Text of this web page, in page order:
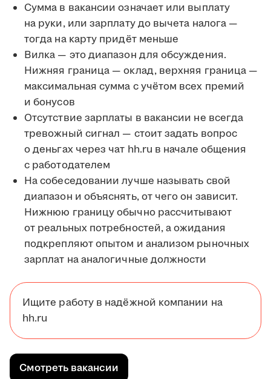
Сумма в вакансии означает или выплату
на руки, или зарплату до вычета налога —
тогда на карту придёт меньше
Вилка — это диапазон для обсуждения.
Нижняя граница — оклад, верхняя граница —
максимальная сумма с учётом всех премий
и бонусов
Отсутствие зарплаты в вакансии не всегда
тревожный сигнал — стоит задать вопрос
о деньгах через чат hh.ru в начале общения
с работодателем
На собеседовании лучше называть свой
диапазон и объяснять, от чего он зависит.
Нижнюю границу обычно рассчитывают
от реальных потребностей, а ожидания
подкрепляют опытом и анализом рыночных
зарплат на аналогичные должности
Ищите работу в надёжной компании на
hh.ru
Смотреть вакансии